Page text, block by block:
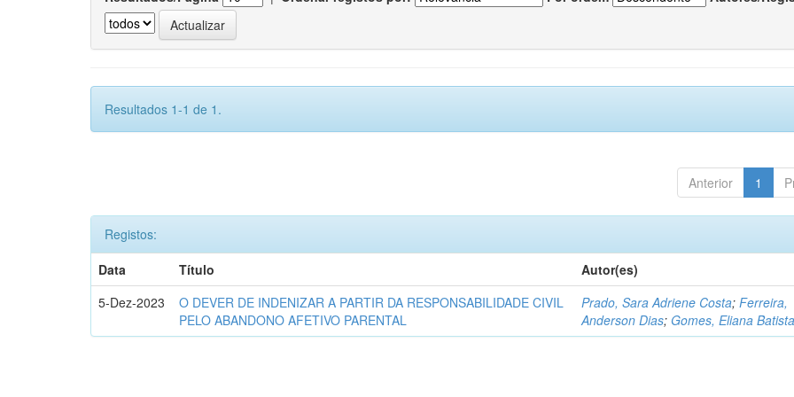
Resultados 1-1 de 1.
Anterior 1
Registos:
Data
Título
Autor(es)
5-Dez-2023
O DEVER DE INDENIZAR A PARTIR DA RESPONSABILIDADE CIVIL
PELO ABANDONO AFETIVO PARENTAL
Prado, Sara Adriene Costa;Ferreira,
Anderson Dias; Gomes, Eliana Batista